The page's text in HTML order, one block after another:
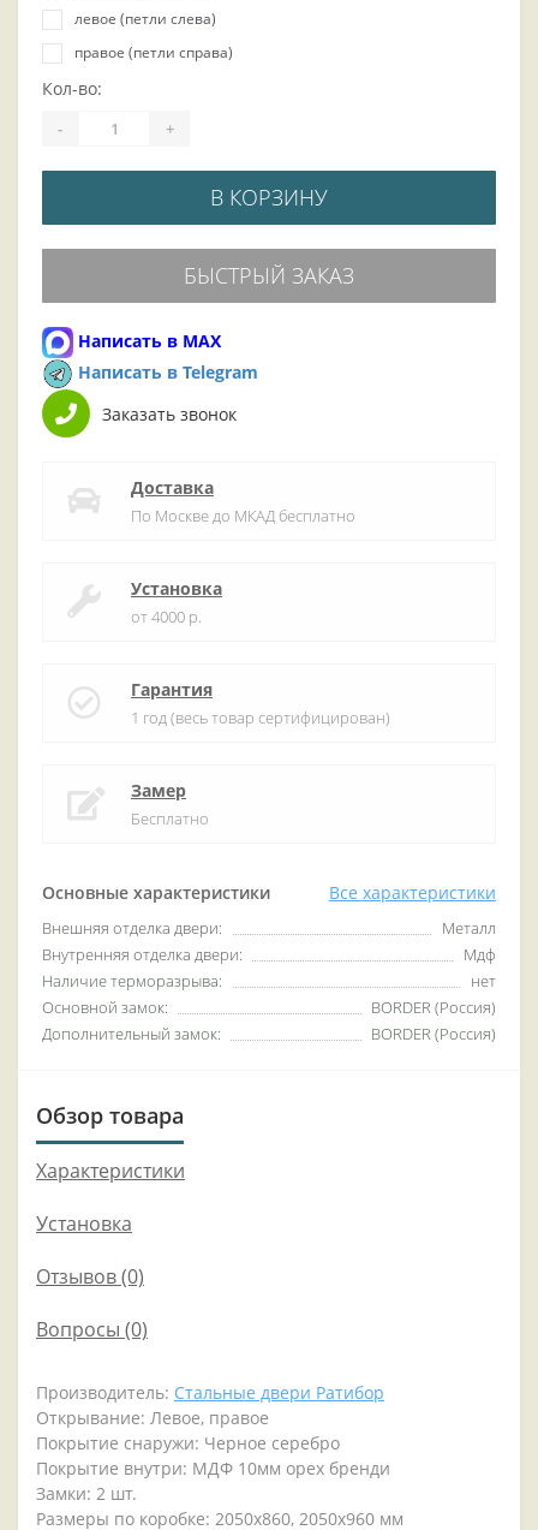
Основные характеристики Все характеристики
Внешняя отделка двери:
Металл
Внутренняя отделка двери:
Мдф
Наличие терморазрыва:
нет
Основной замок:
BORDER (Россия)
Дополнительный замок:
BORDER (Россия)
левое (петли слева)
правое (петли справа)
Кол-во:
- +
В КОРЗИНУ
БЫСТРЫЙ ЗАКАЗ
Написать в MAX
Написать в Telegram
Заказать звонок
Доставка
По Москве до МКАД бесплатно
Установка
от 4000 р.
Гарантия
1 год (весь товар сертифицирован)
Замер
Бесплатно
Обзор товара
Характеристики
Установка
Отзывов (0)
Вопросы (0)
Производитель: Стальные двери Ратибор
Открывание: Левое, правое
Покрытие снаружи: Черное серебро
Покрытие внутри: МДФ 10мм орех бренди
Замки: 2 шт.
Размеры по коробке: 2050х860, 2050х960 мм